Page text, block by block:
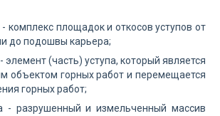
комплекс площадок и откосов уступов от
до подошвы карьера;
элемент (часть) уступа, который является
объектом горных работ и перемещается
горных работ;
- разрушенный и измельченный массив